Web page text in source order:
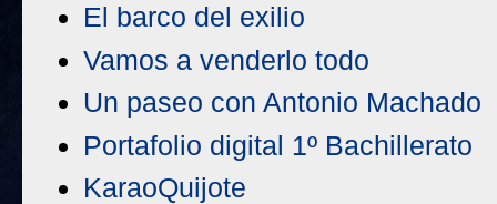
El barco del exilio
Vamos a venderlo todo
Un paseo con Antonio Machado
Portafolio digital 1º Bachillerato
KaraoQuijote